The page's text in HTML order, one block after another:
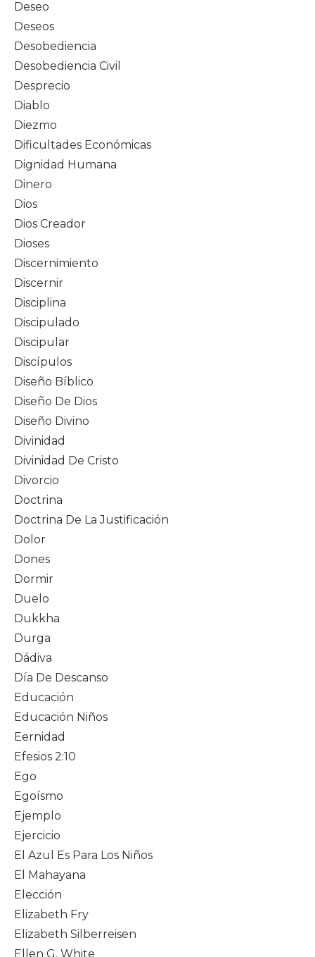
Deseo
Deseos
Desobediencia
Desobediencia Civil
Desprecio
Diablo
Diezmo
Dificultades Económicas
Dignidad Humana
Dinero
Dios
Dios Creador
Dioses
Discernimiento
Discernir
Disciplina
Discipulado
Discipular
Discípulos
Diseño Bíblico
Diseño De Dios
Diseño Divino
Divinidad
Divinidad De Cristo
Divorcio
Doctrina
Doctrina De La Justificación
Dolor
Dones
Dormir
Duelo
Dukkha
Durga
Dádiva
Día De Descanso
Educación
Educación Niños
Eernidad
Efesios 2:10
Ego
Egoísmo
Ejemplo
Ejercicio
El Azul Es Para Los Niños
El Mahayana
Elección
Elizabeth Fry
Elizabeth Silberreisen
Ellen G. White